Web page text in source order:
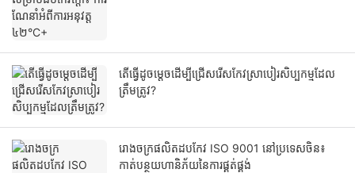
តើធ្វើដូចម្តេចដើម្បីជ្រើសរើសកែវស្រាបៀរសិប្បកម្មដែល
ត្រឹមត្រូវ?
រោងចក្រផលិតដបកែវ ISO 9001 នៅប្រទេសចិន៖
កាត់បន្ថយហានិភ័យនៃការផ្គត់ផ្គង់